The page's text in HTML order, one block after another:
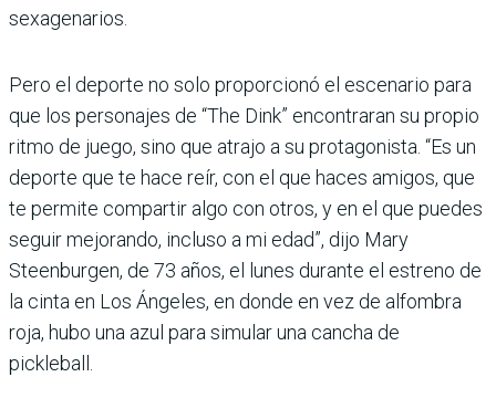
sexagenarios.
Pero el deporte no solo proporcionó el escenario para
que los personajes de “The Dink” encontraran su propio
ritmo de juego, sino que atrajo a su protagonista. “Es un
deporte que te hace reír, con el que haces amigos, que
te permite compartir algo con otros, y en el que puedes
seguir mejorando, incluso a mi edad”, dijo Mary
Steenburgen, de 73 años, el lunes durante el estreno de
la cinta en Los Ángeles, en donde en vez de alfombra
roja, hubo una azul para simular una cancha de
pickleball.